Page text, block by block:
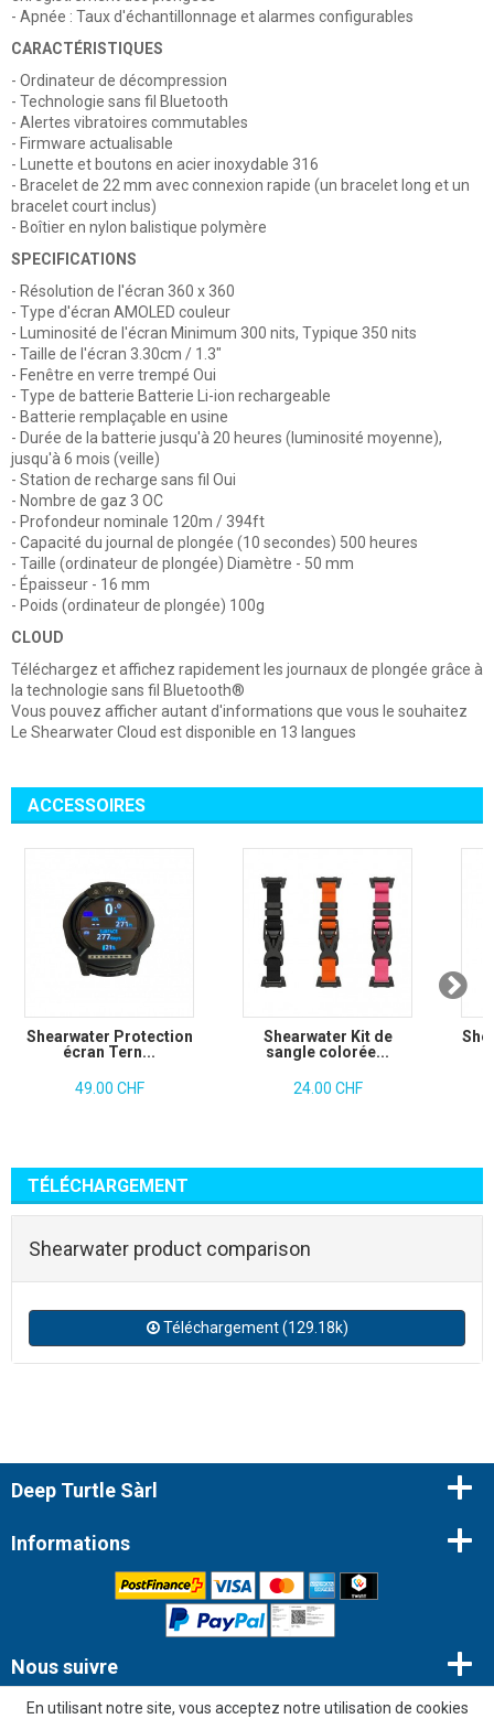
- Apnée : Taux d'échantillonnage et alarmes configurables
CARACTÉRISTIQUES
- Ordinateur de décompression
- Technologie sans fil Bluetooth
- Alertes vibratoires commutables
- Firmware actualisable
- Lunette et boutons en acier inoxydable 316
- Bracelet de 22 mm avec connexion rapide (un bracelet long et un
bracelet court inclus)
- Boîtier en nylon balistique polymère
SPECIFICATIONS
- Résolution de l'écran 360 x 360
- Type d'écran AMOLED couleur
- Luminosité de l'écran Minimum 300 nits, Typique 350 nits
- Taille de l'écran 3.30cm / 1.3"
- Fenêtre en verre trempé Oui
- Type de batterie Batterie Li-ion rechargeable
- Batterie remplaçable en usine
- Durée de la batterie jusqu'à 20 heures (luminosité moyenne),
jusqu'à 6 mois (veille)
- Station de recharge sans fil Oui
- Nombre de gaz 3 OC
- Profondeur nominale 120m / 394ft
- Capacité du journal de plongée (10 secondes) 500 heures
- Taille (ordinateur de plongée) Diamètre - 50 mm
- Épaisseur - 16 mm
- Poids (ordinateur de plongée) 100g
CLOUD
Téléchargez et affichez rapidement les journaux de plongée grâce à
la technologie sans fil Bluetooth®
Vous pouvez afficher autant d'informations que vous le souhaitez
Le Shearwater Cloud est disponible en 13 langues
ACCESSOIRES
Shearwater Protection
écran Tern...
49.00 CHF
Shearwater Kit de
sangle colorée...
24.00 CHF
TÉLÉCHARGEMENT
Shearwater product comparison
Téléchargement (129.18k)
Deep Turtle Sàrl
Informations
Nous suivre
En utilisant notre site, vous acceptez notre utilisation de cookies